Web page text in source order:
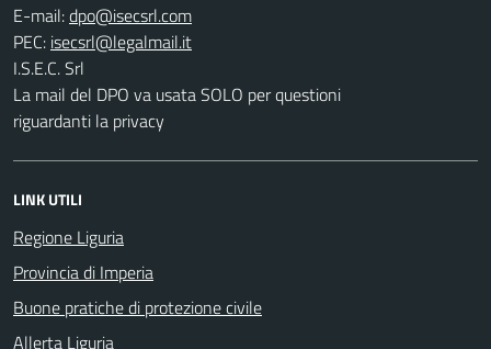
E-mail:
PEC:
I.S.E.C. Srl
La mail del DPO va usata SOLO per questioni
riguardanti la privacy
LINK UTILI
Regione Liguria
Provincia di Imperia
Buone pratiche di protezione civile
Allerta Liguria